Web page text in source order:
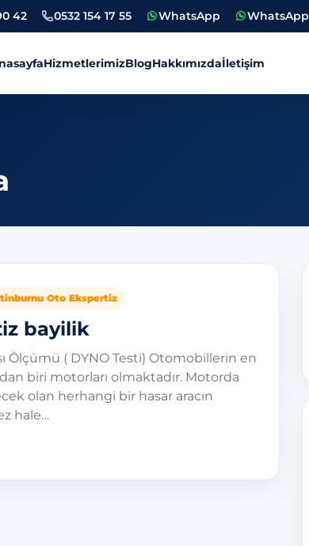
42 0532 154 17 55 WhatsApp WhatsApp
HizmetlerimizBlogHakkımızdaİletişim
Oto Ekspertiz
bayilik
Ölçümü ( DYNO Testi) Otomobillerin en
biri motorları olmaktadır. Motorda
olan herhangi bir hasar aracın
hale…